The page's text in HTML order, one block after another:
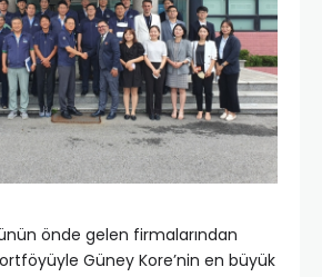
önde gelen firmalarından
Güney Kore’nin en büyük